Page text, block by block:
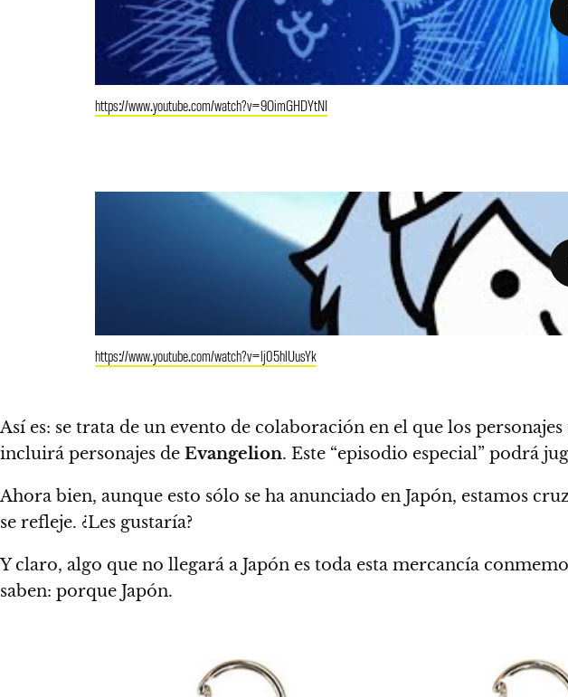
https://www.youtube.com/watch?v=9OimGHDYtNI
https://www.youtube.com/watch?v=lj05hlUusYk
Así es: se trata de un evento de colaboración en el que los
incluirá personajes de Evangelion. Este “episodio especial” podrá
Ahora bien, aunque esto sólo se ha anunciado en Japón, estamos
se refleje. ¿Les gustaría?
Y claro, algo que no llegará a Japón es toda esta mercancía
saben: porque Japón.